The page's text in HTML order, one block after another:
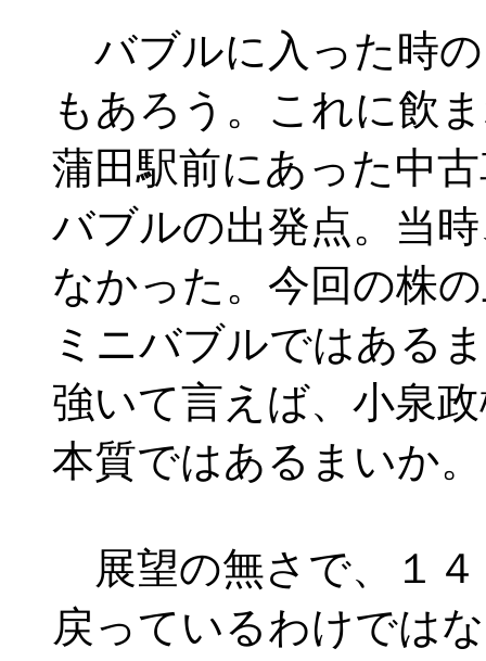
バブルに入った時の
もあろう。これに飲
蒲田駅前にあった中
バブルの出発点。当
なかった。今回の株
ミニバブルではある
強いて言えば、小泉
本質ではあるまいか。
展望の無さで、１４
戻っているわけでは